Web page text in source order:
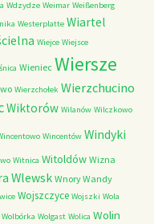
Wdzydze Weimar Weißenberg
Westerplatte Wiartel
Wiejce Wiejsce
Wieniec Wiersze
Wierzchołek Wierzchucino
Wiktorów Wilanów Wilczkowo
Wincentów Windyki
Witnica Witoldów Wizna
Wlewsk Wnory Wandy
Wojszczyce Wojszki Wola
Wolbórka Wolgast Wolica Wolin